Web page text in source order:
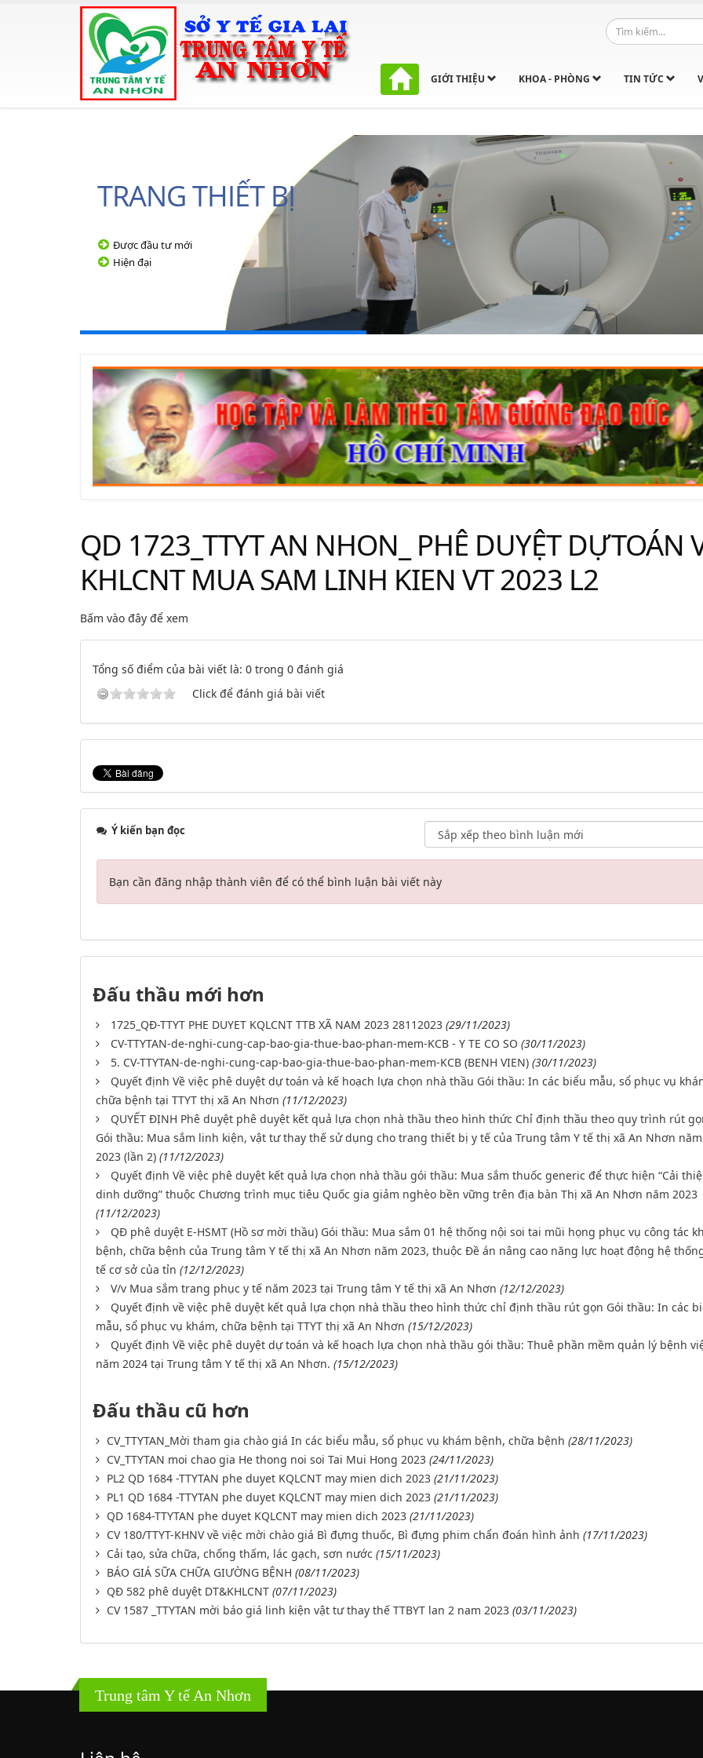
GIỚI THIỆU KHOA - PHÒNG TIN TỨC
TRANG THIẾT BỊ
Được đầu tư mới
Hiện đại
QD 1723_TTYT AN NHON_ PHÊ DUYỆT DỰTOÁN
KHLCNT MUA SAM LINH KIEN VT 2023 L2
Bấm vào đây để xem
Tổng số điểm của bài viết là: 0 trong 0 đánh giá
Click để đánh giá bài viết
Ý kiến bạn đọc
Bạn cần đăng nhập thành viên để có thể bình luận bài viết này
Đấu thầu mới hơn
1725_QĐ-TTYT PHE DUYET KQLCNT TTB XÃ NAM 2023 28112023 (29/11/2023)
CV-TTYTAN-de-nghi-cung-cap-bao-gia-thue-bao-phan-mem-KCB - Y TE CO SO (30/11/2023)
5. CV-TTYTAN-de-nghi-cung-cap-bao-gia-thue-bao-phan-mem-KCB (BENH VIEN) (30/11/2023)
Quyết định Về việc phê duyệt dự toán và kế hoạch lựa chọn nhà thầu Gói thầu: In các biểu mẫu, sổ phục vụ
chữa bệnh tại TTYT thị xã An Nhơn (11/12/2023)
QUYẾT ĐỊNH Phê duyệt phê duyệt kết quả lựa chọn nhà thầu theo hình thức Chỉ định thầu theo quy trình rút
Gói thầu: Mua sắm linh kiện, vật tư thay thế sử dụng cho trang thiết bị y tế của Trung tâm Y tế thị xã An Nhơn năm
2023 (lần 2) (11/12/2023)
Quyết định Về việc phê duyệt kết quả lựa chọn nhà thầu gói thầu: Mua sắm thuốc generic để thực hiện “Cải
dinh dưỡng” thuộc Chương trình mục tiêu Quốc gia giảm nghèo bền vững trên địa bàn Thị xã An Nhơn năm 2023
(11/12/2023)
QĐ phê duyệt E-HSMT (Hồ sơ mời thầu) Gói thầu: Mua sắm 01 hệ thống nội soi tai mũi họng phục vụ công tác
bệnh, chữa bệnh của Trung tâm Y tế thị xã An Nhơn năm 2023, thuộc Đề án nâng cao năng lực hoạt động hệ
tế cơ sở của tỉn (12/12/2023)
V/v Mua sắm trang phục y tế năm 2023 tại Trung tâm Y tế thị xã An Nhơn (12/12/2023)
Quyết định về việc phê duyệt kết quả lựa chọn nhà thầu theo hình thức chỉ định thầu rút gọn Gói thầu: In các
mẫu, sổ phục vụ khám, chữa bệnh tại TTYT thị xã An Nhơn (15/12/2023)
Quyết định Về việc phê duyệt dự toán và kế hoạch lựa chọn nhà thầu gói thầu: Thuê phần mềm quản lý bệnh
năm 2024 tại Trung tâm Y tế thị xã An Nhơn. (15/12/2023)
Đấu thầu cũ hơn
CV_TTYTAN_Mời tham gia chào giá In các biểu mẫu, sổ phục vụ khám bệnh, chữa bệnh (28/11/2023)
CV_TTYTAN moi chao gia He thong noi soi Tai Mui Hong 2023 (24/11/2023)
PL2 QD 1684 -TTYTAN phe duyet KQLCNT may mien dich 2023 (21/11/2023)
PL1 QD 1684 -TTYTAN phe duyet KQLCNT may mien dich 2023 (21/11/2023)
QD 1684-TTYTAN phe duyet KQLCNT may mien dich 2023 (21/11/2023)
CV 180/TTYT-KHNV về việc mời chào giá Bì đựng thuốc, Bì đựng phim chẩn đoán hình ảnh (17/11/2023)
Cải tạo, sửa chữa, chống thấm, lác gạch, sơn nước (15/11/2023)
BÁO GIÁ SỮA CHỮA GIƯỜNG BỆNH (08/11/2023)
QĐ 582 phê duyệt DT&KHLCNT (07/11/2023)
CV 1587 _TTYTAN mời báo giá linh kiện vật tư thay thế TTBYT lan 2 nam 2023 (03/11/2023)
Trung tâm Y tế An Nhơn